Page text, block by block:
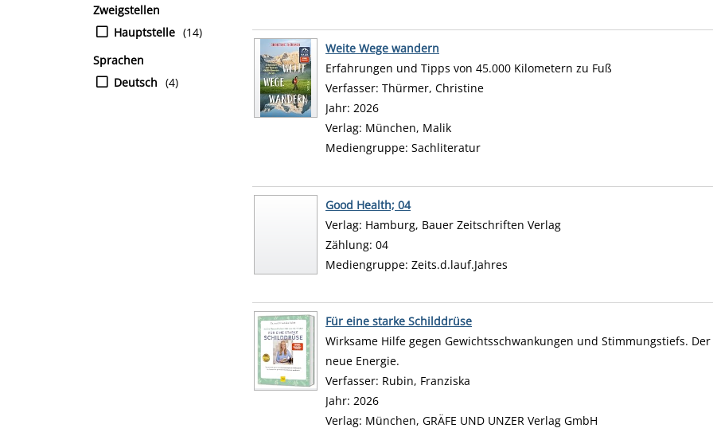
Zweigstellen
Hauptstelle (14)
Sprachen
Deutsch (4)
Weite Wege wandern
Erfahrungen und Tipps von 45.000 Kilometern zu Fuß
Verfasser: Thürmer, Christine
Jahr: 2026
Verlag: München, Malik
Mediengruppe: Sachliteratur
Good Health; 04
Suche nach diesem Verfasser
Verlag: Hamburg, Bauer Zeitschriften Verlag
Zählung: 04
Mediengruppe: Zeits.d.lauf.Jahres
Für eine starke Schilddrüse
Wirksame Hilfe gegen Gewichtsschwankungen und Stimmungstiefs.
neue Energie.
Verfasser: Rubin, Franziska
Jahr: 2026
Verlag: München, GRÄFE UND UNZER Verlag GmbH